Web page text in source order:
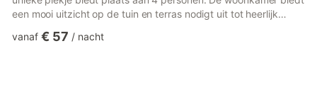
een mooi uitzicht op de tuin en terras nodigt uit tot heerlijk
magnetron, koelkast met vriesvakje, Senseo koffiemachine en
vanaf € 57 / nacht